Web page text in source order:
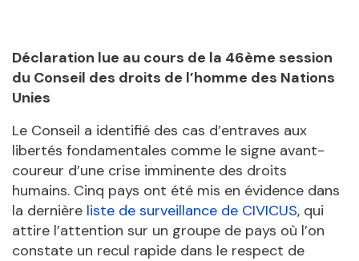
Déclaration lue au cours de la 46ème session
du Conseil des droits de l’homme des Nations
Unies
Le Conseil a identifié des cas d’entraves aux
libertés fondamentales comme le signe avant-
coureur d’une crise imminente des droits
humains. Cinq pays ont été mis en évidence dans
la dernière liste de surveillance de CIVICUS, qui
attire l’attention sur un groupe de pays où l’on
constate un recul rapide dans le respect de